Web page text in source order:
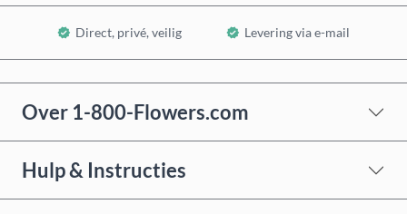
Direct, privé, veilig Levering via e-mail
Over 1-800-Flowers.com
Hulp & Instructies